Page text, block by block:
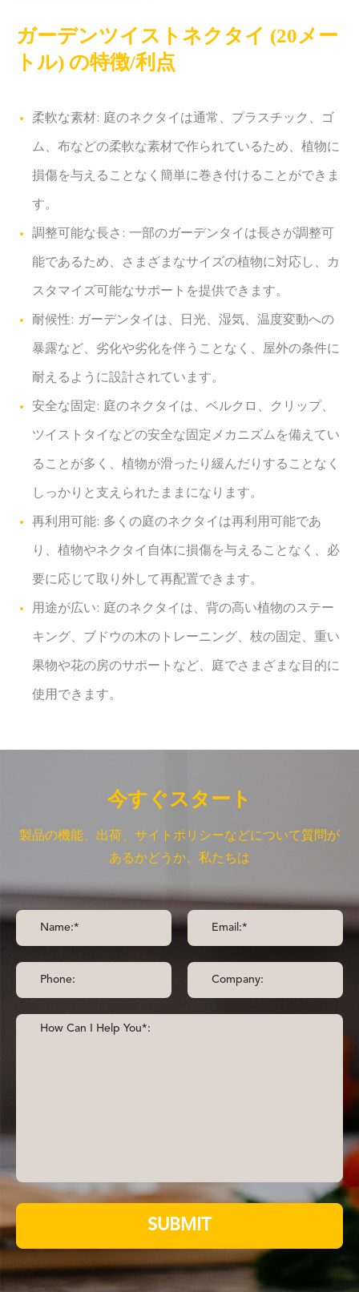
ガーデンツイストネクタイ (20メー
トル) の特徴/利点
柔軟な素材: 庭のネクタイは通常、プラスチック、ゴ
ム、布などの柔軟な素材で作られているため、植物に
損傷を与えることなく簡単に巻き付けることができま
す。
調整可能な長さ: 一部のガーデンタイは長さが調整可
能であるため、さまざまなサイズの植物に対応し、カ
スタマイズ可能なサポートを提供できます。
耐候性: ガーデンタイは、日光、湿気、温度変動への
暴露など、劣化や劣化を伴うことなく、屋外の条件に
耐えるように設計されています。
安全な固定: 庭のネクタイは、ベルクロ、クリップ、
ツイストタイなどの安全な固定メカニズムを備えてい
ることが多く、植物が滑ったり緩んだりすることなく
しっかりと支えられたままになります。
再利用可能: 多くの庭のネクタイは再利用可能であ
り、植物やネクタイ自体に損傷を与えることなく、必
要に応じて取り外して再配置できます。
用途が広い: 庭のネクタイは、背の高い植物のステー
キング、ブドウの木のトレーニング、枝の固定、重い
果物や花の房のサポートなど、庭でさまざまな目的に
使用できます。
今すぐスタート
製品の機能、出荷、サイトポリシーなどについて質問が
あるかどうか、私たちは
SUBMIT